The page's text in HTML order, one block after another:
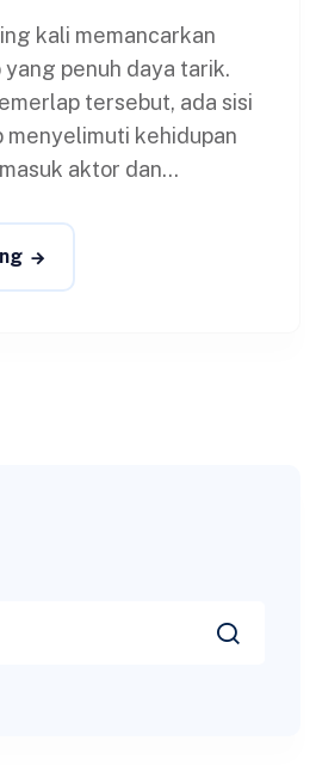
kali memancarkan
penuh daya tarik.
tersebut, ada sisi
menyelimuti kehidupan
aktor dan...